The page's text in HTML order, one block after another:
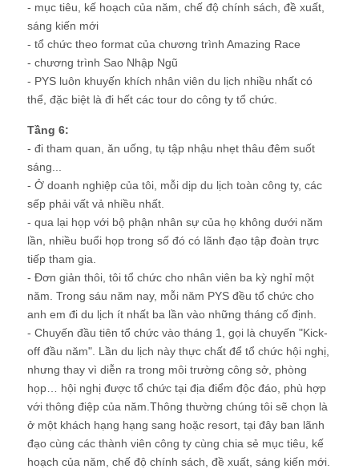
- mục tiêu, kế hoạch của năm, chế độ chính sách, đề xuất,
sáng kiến mới
- tổ chức theo format của chương trình Amazing Race
- chương trình Sao Nhập Ngũ
- PYS luôn khuyến khích nhân viên du lịch nhiều nhất có
thể, đặc biệt là đi hết các tour do công ty tổ chức.
Tầng 6:
- đi tham quan, ăn uống, tụ tập nhậu nhẹt thâu đêm suốt
sáng...
- Ở doanh nghiệp của tôi, mỗi dịp du lịch toàn công ty, các
sếp phải vất vả nhiều nhất.
- qua lại họp với bộ phận nhân sự của họ không dưới năm
lần, nhiều buổi họp trong số đó có lãnh đạo tập đoàn trực
tiếp tham gia.
- Đơn giản thôi, tôi tổ chức cho nhân viên ba kỳ nghỉ một
năm. Trong sáu năm nay, mỗi năm PYS đều tổ chức cho
anh em đi du lịch ít nhất ba lần vào những tháng cố định.
- Chuyến đầu tiên tổ chức vào tháng 1, gọi là chuyến "Kick-
off đầu năm". Lần du lịch này thực chất để tổ chức hội nghị,
nhưng thay vì diễn ra trong môi trường công sở, phòng
họp… hội nghị được tổ chức tại địa điểm độc đáo, phù hợp
với thông điệp của năm.Thông thường chúng tôi sẽ chọn là
ở một khách hạng hạng sang hoặc resort, tại đây ban lãnh
đạo cùng các thành viên công ty cùng chia sẻ mục tiêu, kế
hoạch của năm, chế độ chính sách, đề xuất, sáng kiến mới.